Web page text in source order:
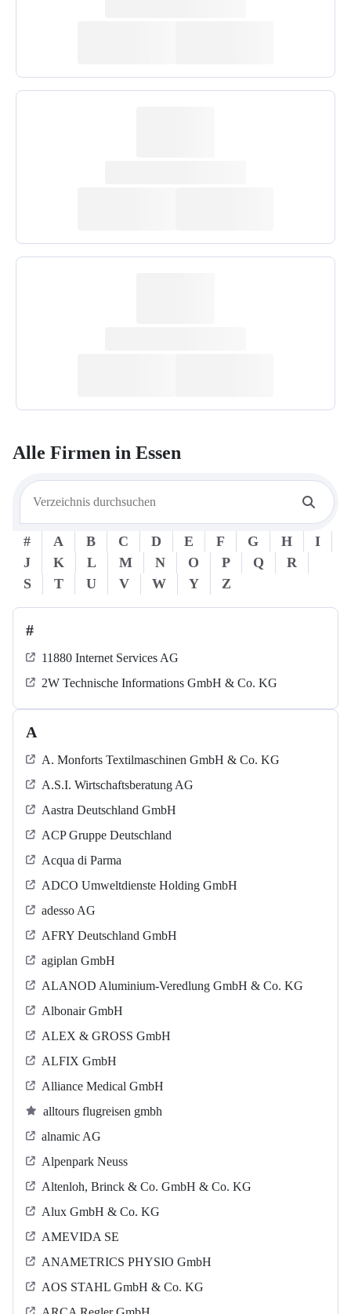
Alle Firmen in Essen
# A B C D E F G H
I
J
K L M N O P Q
R
S
T U V W Y Z
#
11880 Internet Services AG
2W Technische Informations GmbH & Co. KG
A
A. Monforts Textilmaschinen GmbH & Co. KG
A.S.I. Wirtschaftsberatung AG
Aastra Deutschland GmbH
ACP Gruppe Deutschland
Acqua di Parma
ADCO Umweltdienste Holding GmbH
adesso AG
AFRY Deutschland GmbH
agiplan GmbH
ALANOD Aluminium-Veredlung GmbH & Co. KG
Albonair GmbH
ALEX & GROSS GmbH
ALFIX GmbH
Alliance Medical GmbH
alltours flugreisen gmbh
alnamic AG
Alpenpark Neuss
Altenloh, Brinck & Co. GmbH & Co. KG
Alux GmbH & Co. KG
AMEVIDA SE
ANAMETRICS PHYSIO GmbH
AOS STAHL GmbH & Co. KG